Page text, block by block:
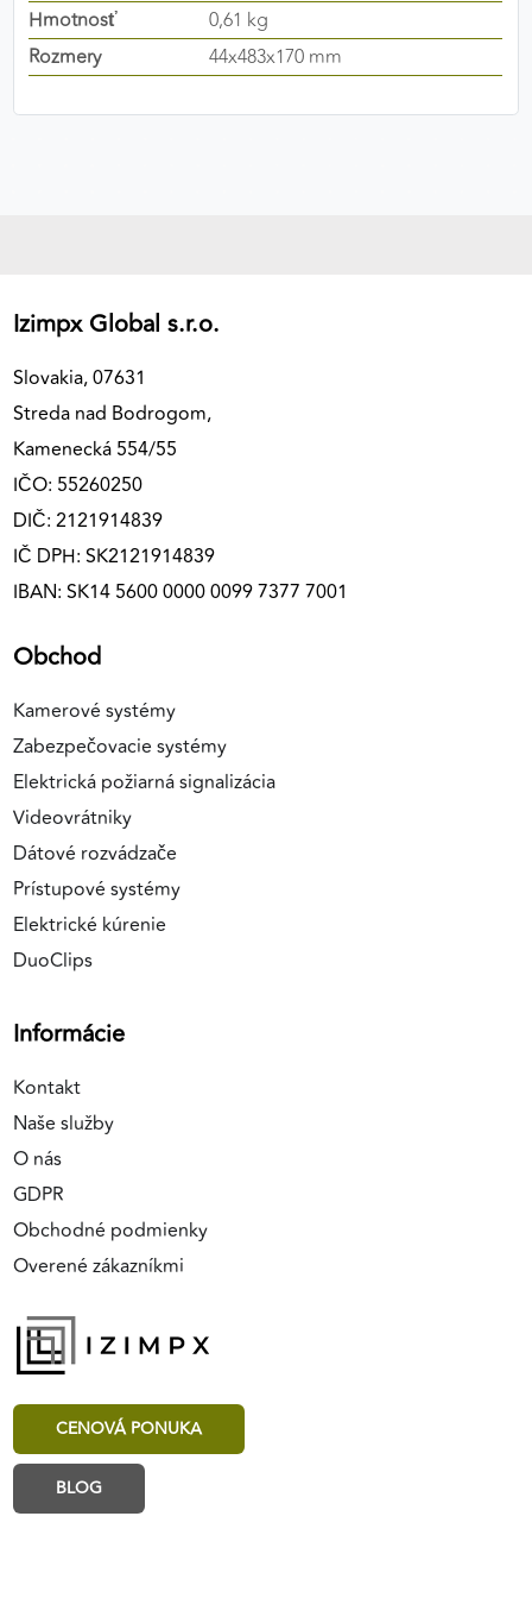
Hmotnosť
0,61 kg
Rozmery
44x483x170 mm
Izimpx Global s.r.o.
Slovakia, 07631
Streda nad Bodrogom,
Kamenecká 554/55
IČO: 55260250
DIČ: 2121914839
IČ DPH: SK2121914839
IBAN: SK14 5600 0000 0099 7377 7001
Obchod
Kamerové systémy
Zabezpečovacie systémy
Elektrická požiarná signalizácia
Videovrátniky
Dátové rozvádzače
Prístupové systémy
Elektrické kúrenie
DuoClips
Informácie
Kontakt
Naše služby
O nás
GDPR
Obchodné podmienky
Overené zákazníkmi
CENOVÁ PONUKA
BLOG
výkon a funkčnosť našich stránok.
Google Analytics
stránkami. Umožňujú nám a našim partnerom
našom webe aj v reklamných sieťach tretích strán.
Google Ads
Poskytovateľ: